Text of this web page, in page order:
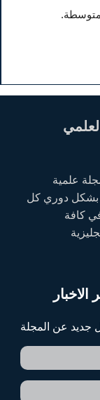
علمية
بشكل دوري كل
كافة
جديد عن المجلة